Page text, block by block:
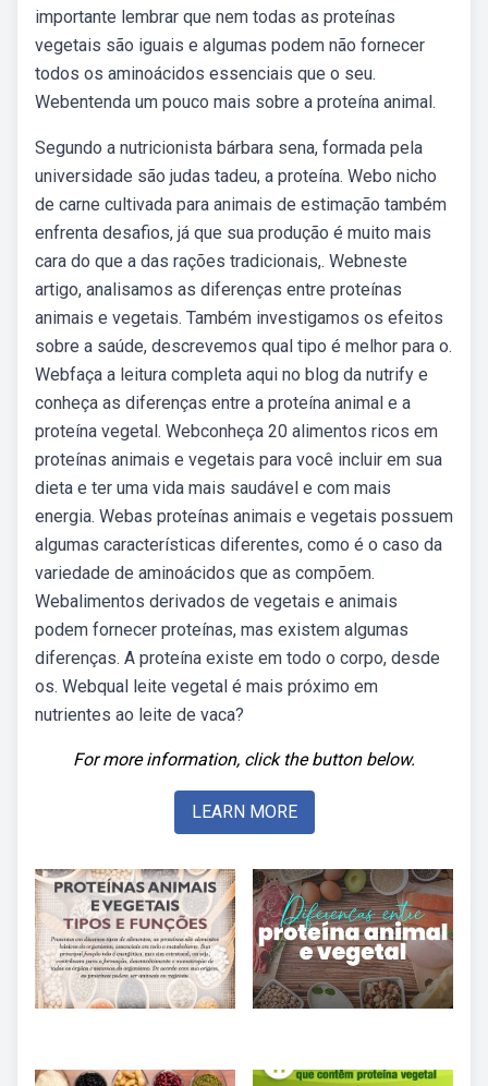
importante lembrar que nem todas as proteínas
vegetais são iguais e algumas podem não fornecer
todos os aminoácidos essenciais que o seu.
Webentenda um pouco mais sobre a proteína animal.
Segundo a nutricionista bárbara sena, formada pela
universidade são judas tadeu, a proteína. Webo nicho
de carne cultivada para animais de estimação também
enfrenta desafios, já que sua produção é muito mais
cara do que a das rações tradicionais,. Webneste
artigo, analisamos as diferenças entre proteínas
animais e vegetais. Também investigamos os efeitos
sobre a saúde, descrevemos qual tipo é melhor para o.
Webfaça a leitura completa aqui no blog da nutrify e
conheça as diferenças entre a proteína animal e a
proteína vegetal. Webconheça 20 alimentos ricos em
proteínas animais e vegetais para você incluir em sua
dieta e ter uma vida mais saudável e com mais
energia. Webas proteínas animais e vegetais possuem
algumas características diferentes, como é o caso da
variedade de aminoácidos que as compõem.
Webalimentos derivados de vegetais e animais
podem fornecer proteínas, mas existem algumas
diferenças. A proteína existe em todo o corpo, desde
os. Webqual leite vegetal é mais próximo em
nutrientes ao leite de vaca?
For more information, click the button below.
LEARN MORE